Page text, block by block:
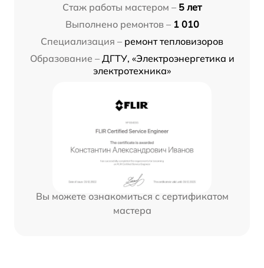
Стаж работы мастером – 5 лет
Выполнено ремонтов – 1 010
Специализация – ремонт тепловизоров
Образование – ДГТУ, «Электроэнергетика и
электротехника»
Вы можете ознакомиться с сертификатом
мастера